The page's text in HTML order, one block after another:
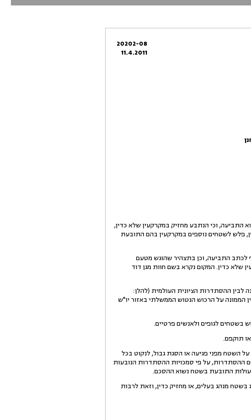
20202-08
11.4.2011
התביעה, וכי הנתבע מחזיק במקרקעין שלא כדין,
פלש לשטחים נוספים במקרקעין בהם התובעת
שסומנו בתשריט שצורף לכתב התביעה, וכן בתצהיר שהוגש מטעם
כדין. המקום נקרא בשם חוות מגן דוד
לבין ההסתדרות הציונית העולמית (להלן:
לבין הממונה על הרכוש הנטוש הממשלתי באזור יו"ש
על השטח מפני פגיעה או הסגת גבול, לנקוט בכל
על פי סמכויות ההסתדרות הנובעות
התובעת בשטח נשוא ההסכם.
מנהג בעלים, או מחזיק כדין, וזאת לרבות